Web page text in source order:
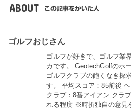
ABOUT この記事をかいた人
ゴルフおじさん
ゴルフが好きで、ゴルフ業
カです。 GeotechGolfのホ
ゴルフクラブの飽くなき探
す。 平均スコア：85前後
クラブ：8番アイアン クラ
れる程度 ※時折独自の意見